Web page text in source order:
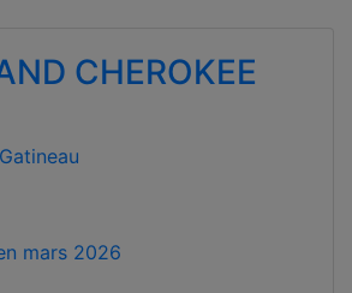
CHEROKEE
mars 2026